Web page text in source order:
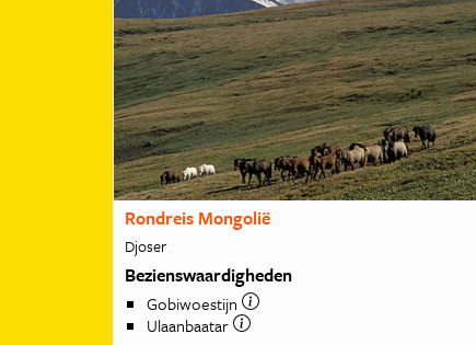
Rondreis Mongolië
Djoser
Bezienswaardigheden
Gobiwoestijn
Ulaanbaatar